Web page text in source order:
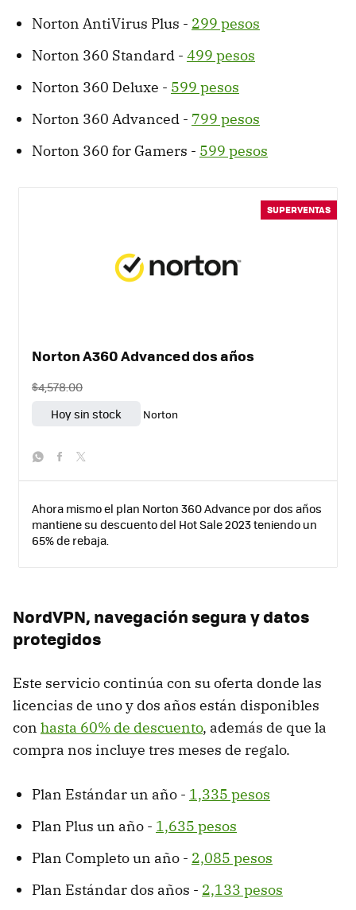
Norton AntiVirus Plus - 299 pesos
Norton 360 Standard - 499 pesos
Norton 360 Deluxe - 599 pesos
Norton 360 Advanced - 799 pesos
Norton 360 for Gamers - 599 pesos
SUPERVENTAS
Norton A360 Advanced dos años
$4,578.00
Hoy sin stock
Norton
whatsapp
facebook
twitter
Ahora mismo el plan Norton 360 Advance por dos años
mantiene su descuento del Hot Sale 2023 teniendo un
65% de rebaja.
NordVPN, navegación segura y datos
protegidos
Este servicio continúa con su oferta donde las
licencias de uno y dos años están disponibles
con hasta 60% de descuento, además de que la
compra nos incluye tres meses de regalo.
Plan Estándar un año - 1,335 pesos
Plan Plus un año - 1,635 pesos
Plan Completo un año - 2,085 pesos
Plan Estándar dos años - 2,133 pesos